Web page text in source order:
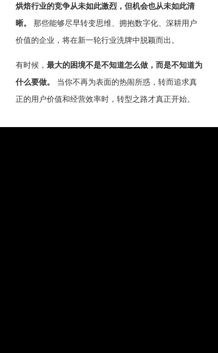
烘焙行业的竞争从未如此激烈，但机会也从未如此清
晰。
那些能够尽早转变思维、拥抱数字化、深耕用户
价值的企业，将在新一轮行业洗牌中脱颖而出。
有时候， 最大的困境不是不知道怎么做，而是不知道为
什么要做。
当你不再为表面的热闹所惑，转而追求真
正的用户价值和经营效率时，转型之路才真正开始。